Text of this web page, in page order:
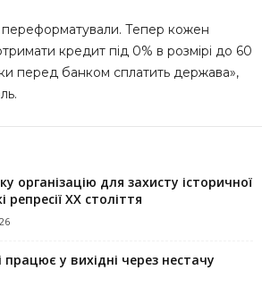
Тепер кожен
кредит під 0% в розмірі до 60
перед банком сплатить держава»,
організацію для захисту історичної
ХХ століття
у вихідні через нестачу